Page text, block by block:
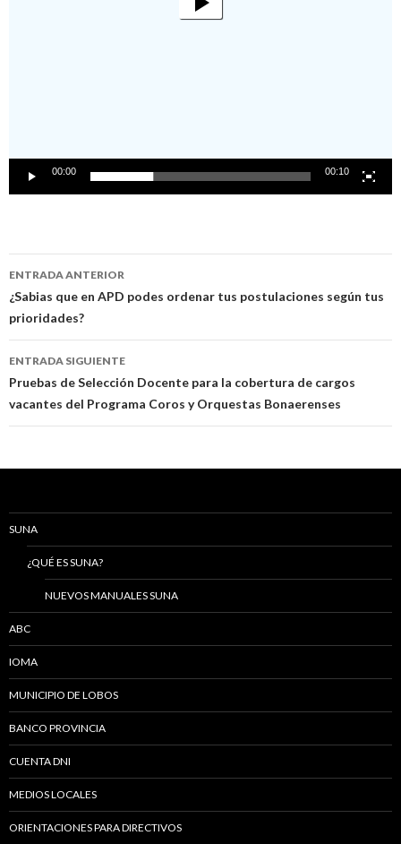
00:00 00:10
Navegación
de
entradas
ENTRADA ANTERIOR
¿Sabias que en APD podes ordenar tus postulaciones según tus
prioridades?
ENTRADA SIGUIENTE
Pruebas de Selección Docente para la cobertura de cargos
vacantes del Programa Coros y Orquestas Bonaerenses
SUNA
¿QUÉ ES SUNA?
NUEVOS MANUALES SUNA
ABC
IOMA
MUNICIPIO DE LOBOS
BANCO PROVINCIA
CUENTA DNI
MEDIOS LOCALES
ORIENTACIONES PARA DIRECTIVOS